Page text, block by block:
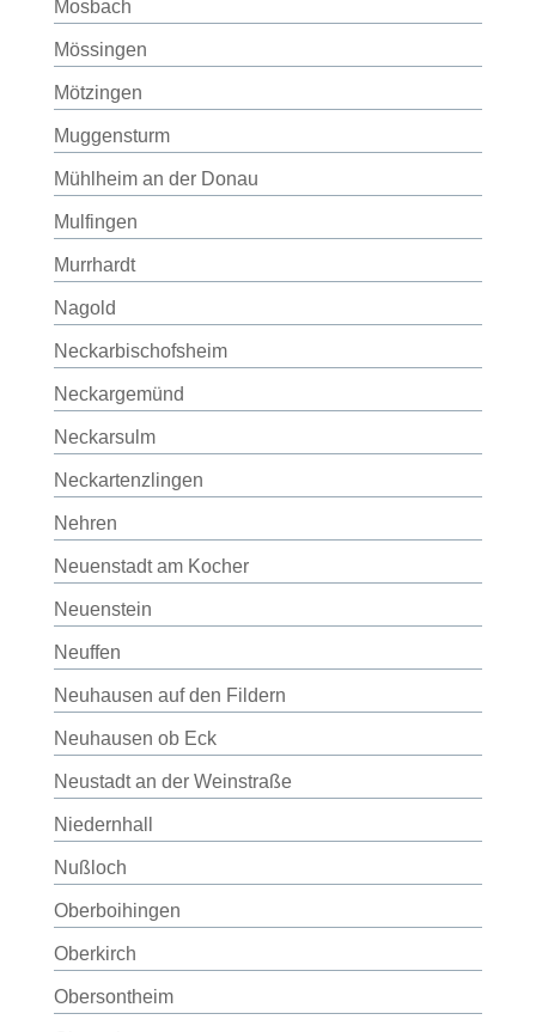
Mosbach
Mössingen
Mötzingen
Muggensturm
Mühlheim an der Donau
Mulfingen
Murrhardt
Nagold
Neckarbischofsheim
Neckargemünd
Neckarsulm
Neckartenzlingen
Nehren
Neuenstadt am Kocher
Neuenstein
Neuffen
Neuhausen auf den Fildern
Neuhausen ob Eck
Neustadt an der Weinstraße
Niedernhall
Nußloch
Oberboihingen
Oberkirch
Obersontheim